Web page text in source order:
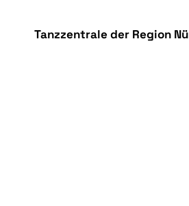
Tanzzentrale der Region